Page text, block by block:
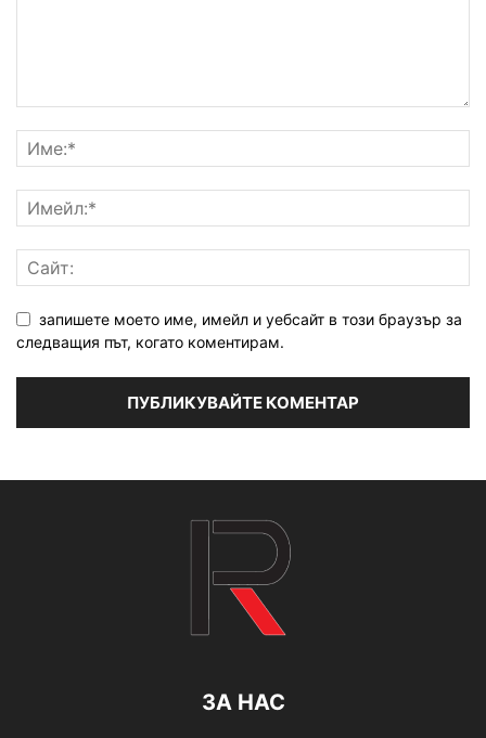
запишете моето име, имейл и уебсайт в този браузър за
следващия път, когато коментирам.
ЗА НАС